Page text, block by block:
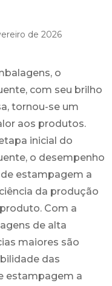
de 2026
o
com seu brilho
tornou-se um
aos produtos.
inicial do
o desempenho
estampagem a
da produção
Com a
de alta
maiores são
das
estampagem a